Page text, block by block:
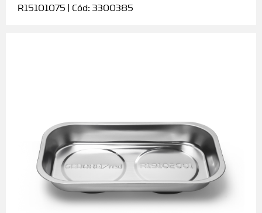
R15101075 | Cód: 3300385